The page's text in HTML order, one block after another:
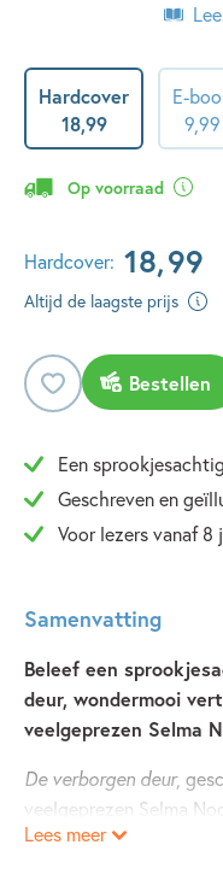
Hardcover
18,99
E-
9,99
Op voorraad
Hardcover: 18,99
Altijd de laagste prijs
Bestellen
Een
Geschreven en
Voor lezers vanaf 8
Samenvatting
Beleef een
deur, wondermooi
veelgeprezen Selma
De verborgen deur,
veelgeprezen Selma
is te jong om keizer te
Lees meer